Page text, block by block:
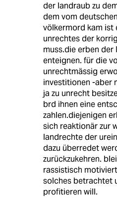
der landraub zu
dem vom
völkermord kam ist
unrechtes der
muss.die erben der
enteignen. für die
unrechtmässig
investitionen -aber
ja zu unrecht
brd ihnen eine
zahlen.diejenigen
sich reaktionär zur
landrechte der
dazu überredet
zurückzukehren.
rassistisch
solches betrachtet
profitieren will.